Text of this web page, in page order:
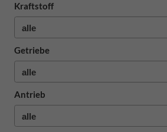
Kraftstoff
Getriebe
Antrieb